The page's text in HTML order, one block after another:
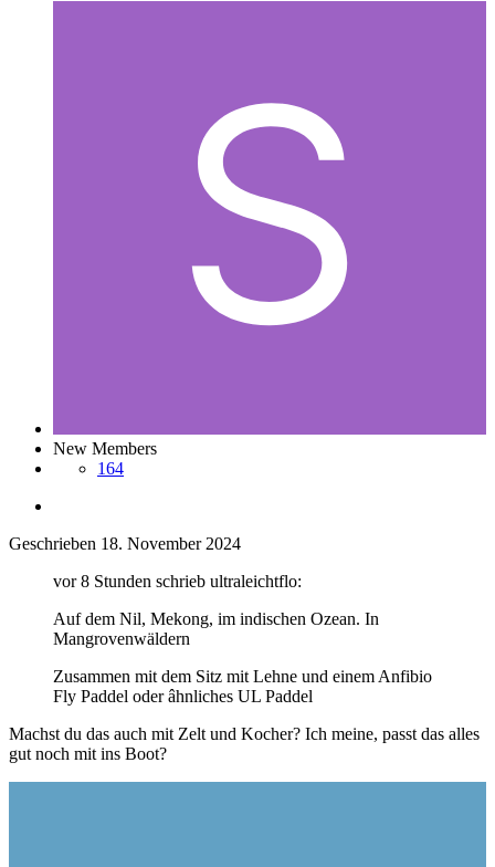
New Members
164
Geschrieben 18. November 2024
vor 8 Stunden schrieb ultraleichtflo:
Auf dem Nil, Mekong, im indischen Ozean. In
Mangrovenwäldern
Zusammen mit dem Sitz mit Lehne und einem Anfibio
Fly Paddel oder âhnliches UL Paddel
Machst du das auch mit Zelt und Kocher? Ich meine, passt das alles
gut noch mit ins Boot?